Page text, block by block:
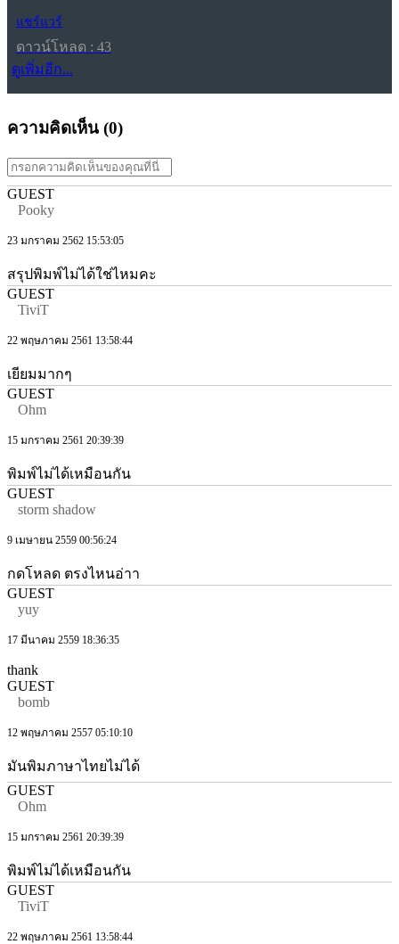
แชร์แวร์
ดาวน์โหลด : 43
ดูเพิ่มอีก...
ความคิดเห็น (0)
GUEST
Pooky
23 มกราคม 2562 15:53:05
สรุปพิมพ์ไม่ได้ใช่ไหมคะ
GUEST
TiviT
22 พฤษภาคม 2561 13:58:44
เยียมมากๆ
GUEST
Ohm
15 มกราคม 2561 20:39:39
พิมพ์ไม่ได้เหมือนกัน
GUEST
storm shadow
9 เมษายน 2559 00:56:24
กดโหลด ตรงไหนอ่าา
GUEST
yuy
17 มีนาคม 2559 18:36:35
thank
GUEST
bomb
12 พฤษภาคม 2557 05:10:10
มันพิมภาษาไทยไม่ได้
GUEST
Ohm
15 มกราคม 2561 20:39:39
พิมพ์ไม่ได้เหมือนกัน
GUEST
TiviT
22 พฤษภาคม 2561 13:58:44